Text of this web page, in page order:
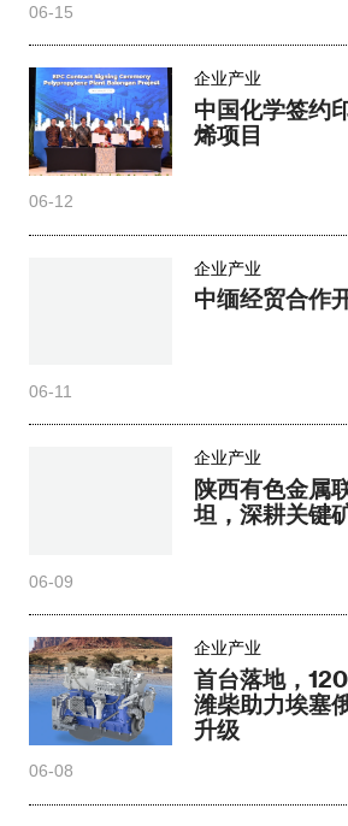
06-15
企业产业
中国化学签约
烯项目
06-12
企业产业
中缅经贸合作
06-11
企业产业
陕西有色金属
坦，深耕关键
06-09
企业产业
首台落地，
潍柴助力埃塞
升级
06-08